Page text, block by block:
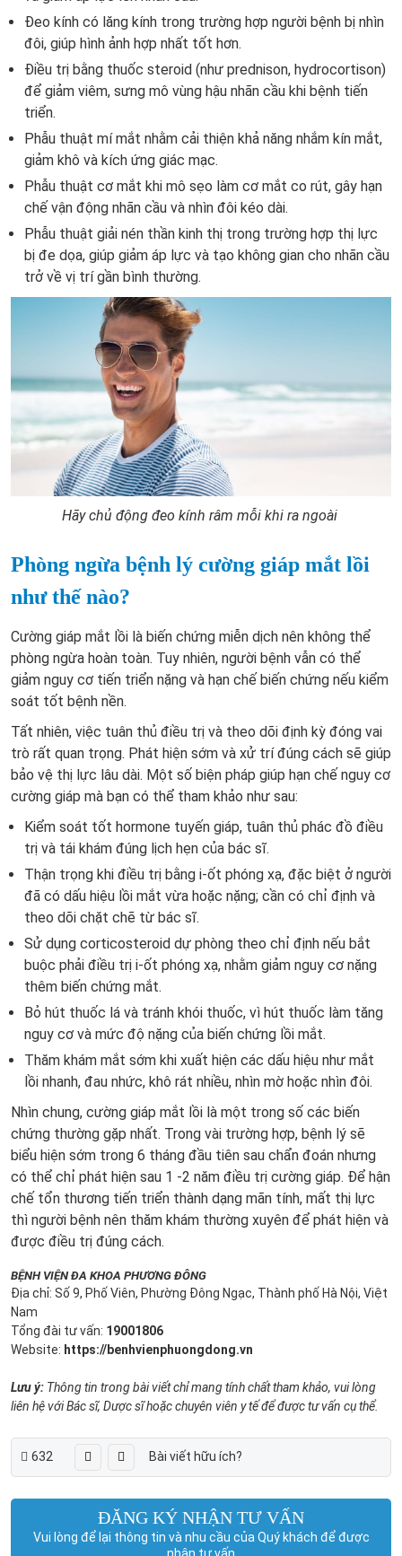
Đeo kính có lăng kính trong trường hợp người bệnh bị nhìn
đôi, giúp hình ảnh hợp nhất tốt hơn.
Điều trị bằng thuốc steroid (như prednison, hydrocortison)
để giảm viêm, sưng mô vùng hậu nhãn cầu khi bệnh tiến
triển.
Phẫu thuật mí mắt nhằm cải thiện khả năng nhắm kín mắt,
giảm khô và kích ứng giác mạc.
Phẫu thuật cơ mắt khi mô sẹo làm cơ mắt co rút, gây hạn
chế vận động nhãn cầu và nhìn đôi kéo dài.
Phẫu thuật giải nén thần kinh thị trong trường hợp thị lực
bị đe dọa, giúp giảm áp lực và tạo không gian cho nhãn cầu
trở về vị trí gần bình thường.
Hãy chủ động đeo kính râm mỗi khi ra ngoài
Phòng ngừa bệnh lý cường giáp mắt lồi
như thế nào?
Cường giáp mắt lồi là biến chứng miễn dịch nên không thể
phòng ngừa hoàn toàn. Tuy nhiên, người bệnh vẫn có thể
giảm nguy cơ tiến triển nặng và hạn chế biến chứng nếu kiểm
soát tốt bệnh nền.
Tất nhiên, việc tuân thủ điều trị và theo dõi định kỳ đóng vai
trò rất quan trọng. Phát hiện sớm và xử trí đúng cách sẽ giúp
bảo vệ thị lực lâu dài. Một số biện pháp giúp hạn chế nguy cơ
cường giáp mà bạn có thể tham khảo như sau:
Kiểm soát tốt hormone tuyến giáp, tuân thủ phác đồ điều
trị và tái khám đúng lịch hẹn của bác sĩ.
Thận trọng khi điều trị bằng i-ốt phóng xạ, đặc biệt ở người
đã có dấu hiệu lồi mắt vừa hoặc nặng; cần có chỉ định và
theo dõi chặt chẽ từ bác sĩ.
Sử dụng corticosteroid dự phòng theo chỉ định nếu bắt
buộc phải điều trị i-ốt phóng xạ, nhằm giảm nguy cơ nặng
thêm biến chứng mắt.
Bỏ hút thuốc lá và tránh khói thuốc, vì hút thuốc làm tăng
nguy cơ và mức độ nặng của biến chứng lồi mắt.
Thăm khám mắt sớm khi xuất hiện các dấu hiệu như mắt
lồi nhanh, đau nhức, khô rát nhiều, nhìn mờ hoặc nhìn đôi.
Nhìn chung, cường giáp mắt lồi là một trong số các biến
chứng thường gặp nhất. Trong vài trường hợp, bệnh lý sẽ
biểu hiện sớm trong 6 tháng đầu tiên sau chẩn đoán nhưng
có thể chỉ phát hiện sau 1 -2 năm điều trị cường giáp. Để hận
chế tổn thương tiến triển thành dạng mãn tính, mất thị lực
thì người bệnh nên thăm khám thường xuyên để phát hiện và
được điều trị đúng cách.
BỆNH VIỆN ĐA KHOA PHƯƠNG ĐÔNG
Địa chỉ: Số 9, Phố Viên, Phường Đông Ngạc, Thành phố Hà Nội, Việt
Nam
Tổng đài tư vấn: 19001806
Website: https://benhvienphuongdong.vn
Lưu ý: Thông tin trong bài viết chỉ mang tính chất tham khảo, vui lòng
liên hệ với Bác sĩ, Dược sĩ hoặc chuyên viên y tế để được tư vấn cụ thể.
632 Bài viết hữu ích?
ĐĂNG KÝ NHẬN TƯ VẤN
Vui lòng để lại thông tin và nhu cầu của Quý khách để được